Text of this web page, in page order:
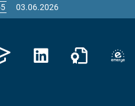
03.06.2026